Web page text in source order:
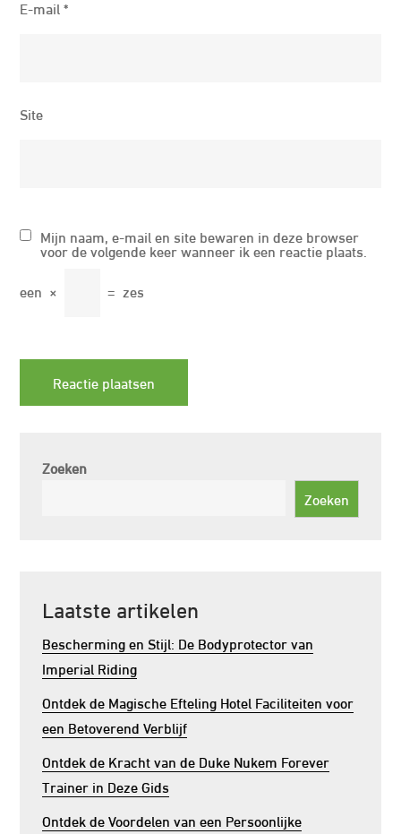
E-mail*
Site
Mijn naam, e-mail en site bewaren in deze browser
voor de volgende keer wanneer ik een reactie plaats.
een × = zes
Zoeken
Zoeken
Laatste artikelen
Bescherming en Stijl: De Bodyprotector van
Imperial Riding
Ontdek de Magische Efteling Hotel Faciliteiten voor
een Betoverend Verblijf
Ontdek de Kracht van de Duke Nukem Forever
Trainer in Deze Gids
Ontdek de Voordelen van een Persoonlijke